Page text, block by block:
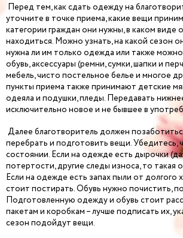
Перед тем, как сдать одежду на
уточните в точке приема, какие вещи
категории граждан они нужны, в каком виде
находиться. Можно узнать, на какой сезон
нужна ли им только одежда или также
обувь, аксессуары (ремни, сумки, шапки и
мебель, чисто постельное белье и многое
пункты приема также принимают детские
одеяла и подушки, пледы. Передавать
исключительно новое и не бывшее в
Далее благотворитель должен
перебрать и подготовить вещи. Убедитесь,
состоянии. Если на одежде есть дырочки
потертости, другие следы износа, то такая
Если на одежде есть запах пыли от долгого
стоит постирать. Обувь нужно почистить,
Подготовленную одежду и обувь стоит
пакетам и коробкам – лучше подписать их,
сезон подойдут вещи.